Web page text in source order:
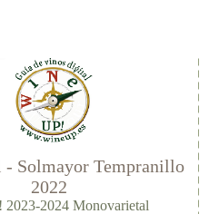
- Solmayor Tempranillo
2022
2023-2024 Monovarietal